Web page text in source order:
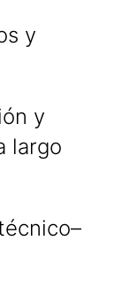
y
y
largo